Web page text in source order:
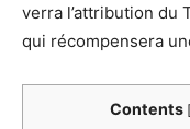
verra l’attribution du
qui récompensera
Contents